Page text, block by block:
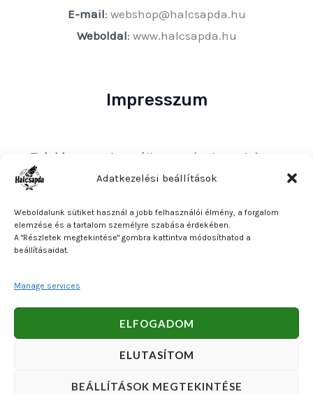
Adatkezelési beállítások
Weboldalunk sütiket használ a jobb felhasználói élmény, a forgalom
elemzése és a tartalom személyre szabása érdekében.
A "Részletek megtekintése" gombra kattintva módosíthatod a
beállításaidat.
Manage services
ELFOGADOM
ELUTASÍTOM
BEÁLLÍTÁSOK MEGTEKINTÉSE
E-mail: webshop@halcsapda.hu
Weboldal: www.halcsapda.hu
Impresszum
Tulajdonos
: Bakos Bálint E. V. (Halcsapda)
Székhely és postacím: 2890 Tata, Nyárfa u. 7.
Közösségi adószám: HU90921379
Bankszámlaszám: OTP Bank 11740047-27102600
by Bakos Bálint E. V. (Halcsapda).